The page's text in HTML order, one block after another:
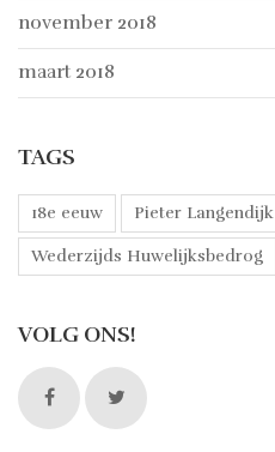
november 2018
maart 2018
TAGS
18e eeuw Pieter Langendijk
Wederzijds Huwelijksbedrog
VOLG ONS!